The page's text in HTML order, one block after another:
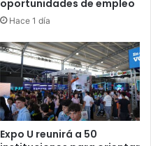
oportunidades de empleo
Hace 1 día
Expo U reunirá a 50